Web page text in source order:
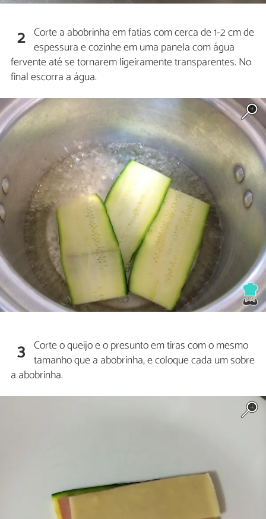
2 Corte a abobrinha em fatias com cerca de 1-2 cm de
espessura e cozinhe em uma panela com água
fervente até se tornarem ligeiramente transparentes. No
final escorra a água.
3 Corte o queijo e o presunto em tiras com o mesmo
tamanho que a abobrinha, e coloque cada um sobre
a abobrinha.